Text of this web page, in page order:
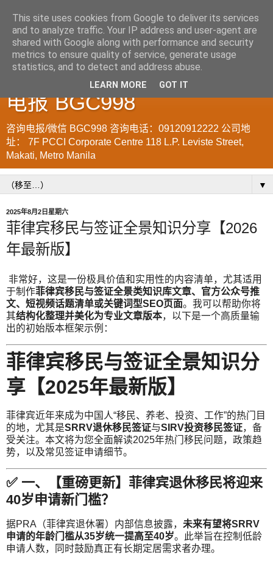
菲律宾998VISA移民公司
WWW.SRRV.DE 咨询微信/
电报 BGC998
咨询电报/微信 BGC998 咨询电话：09120912222 公司地
址： 7F PCCI Corporate Centre 118 L.P. Leviste Street,
Makati, Metro Manila
▼
2025年8月2日星期六
菲律宾移民与签证全景知识分享【2026
年最新版】
非常好，这是一份极具价值和实用性的内容清单，尤其适用
于制作菲律宾移民与签证全景类知识库文章、官方公众号推
文、短视频话题清单或关键词型SEO页面。我可以帮助你将
其结构化整理并美化为专业文章版本，以下是一个高质量输
出的初始版本框架示例：
菲律宾移民与签证全景知识分
享【2025年最新版】
菲律宾近年来成为中国人“移民、养老、投资、工作”的热门目
的地，尤其是SRRV退休移民签证与SIRV投资移民签证，备
受关注。本文将为您全面解读2025年热门移民问题，政策趋
势，以及常见签证申请细节。
✅ 一、【重磅更新】菲律宾退休移民将迎来
40岁申请新门槛？
据PRA（菲律宾退休署）内部信息披露， 未来有望将SRRV
申请的年龄门槛从35岁统一提高至40岁。此举旨在控制低龄
申请人数，同时鼓励真正有长期定居需求者办理。
This site uses cookies from Google to deliver its services
and to analyze traffic. Your IP address and user-agent are
shared with Google along with performance and security
metrics to ensure quality of service, generate usage
statistics, and to detect and address abuse.
LEARN MORE GOT IT